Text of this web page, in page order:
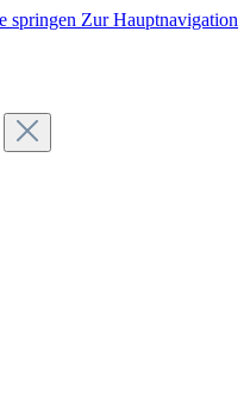
springen Zur Hauptnavigation